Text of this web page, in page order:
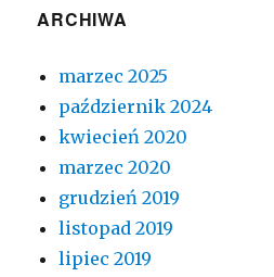
ARCHIWA
marzec 2025
październik 2024
kwiecień 2020
marzec 2020
grudzień 2019
listopad 2019
lipiec 2019